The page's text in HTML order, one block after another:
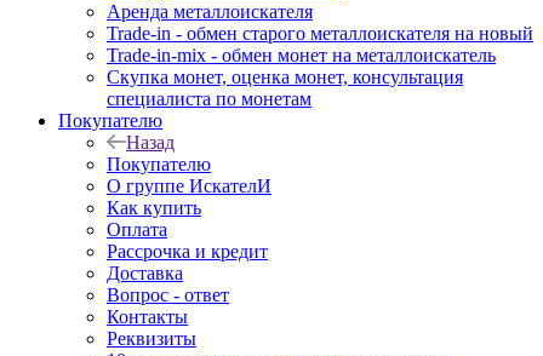
Аренда металлоискателя
Trade-in - обмен старого металлоискателя на новый
Trade-in-mix - обмен монет на металлоискатель
Скупка монет, оценка монет, консультация
специалиста по монетам
Покупателю
Назад
Покупателю
О группе ИскателИ
Как купить
Оплата
Рассрочка и кредит
Доставка
Вопрос - ответ
Контакты
Реквизиты